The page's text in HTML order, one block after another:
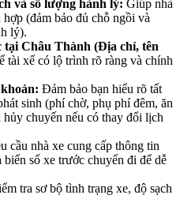
và số lượng hành lý: Giúp nhà
(đảm bảo đủ chỗ ngồi và
lý).
tại Châu Thành (Địa chỉ, tên
tài xế có lộ trình rõ ràng và chính
Đảm bảo bạn hiểu rõ tất
sinh (phí chờ, phụ phí đêm, ăn
chuyến nếu có thay đổi lịch
cầu nhà xe cung cấp thông tin
số xe trước chuyến đi để dễ
tra sơ bộ tình trạng xe, độ sạch